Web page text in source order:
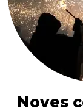
Noves